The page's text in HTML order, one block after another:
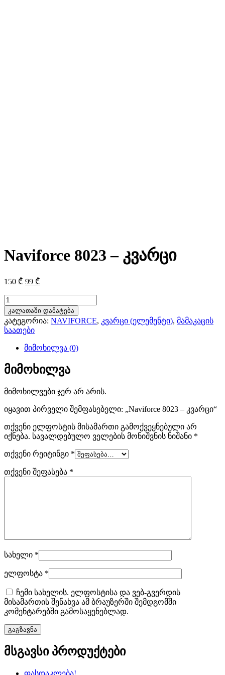
Naviforce 8023 – კვარცი
150₾ Original
was:
150 ₾.
99 ₾
is:
99 ₾.
რაოდენობა:
Naviforce
8023
-
კვარცი
კალათაში დამატება
კატეგორია: NAVIFORCE, კვარცი (ელემენტი), მამაკაცის
საათები
მიმოხილვა (0)
მიმოხილვა
მიმოხილვები ჯერ არ არის.
იყავით პირველი შემფასებელი: „Naviforce 8023 – კვარცი“
თქვენი ელფოსტის მისამართი გამოქვეყნებული არ
იქნება. სავალდებულო ველების მონიშვნის ნიშანი *
თქვენი რეიტინგი *
თქვენი შეფასება *
სახელი *
ელფოსტა *
ჩემი სახელის. ელფოსტისა და ვებ-გვერდის
მისამართის შენახვა ამ ბრაუზერში შემდგომში
კომენტარებში გამოსაყენებლად.
მსგავსი პროდუქტები